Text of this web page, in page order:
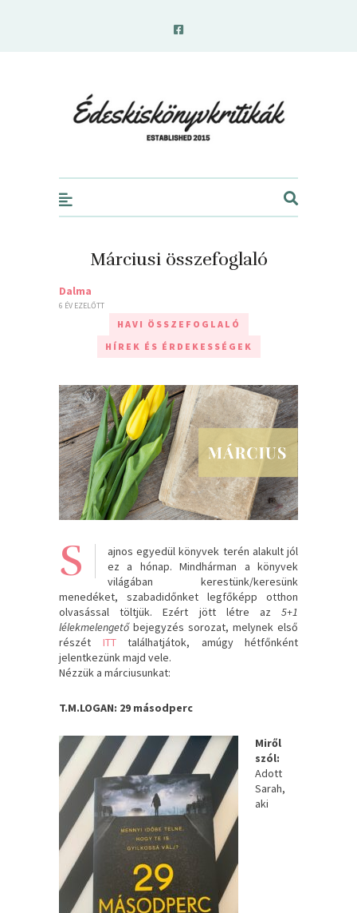
Márciusi összefoglaló
Dalma
6 ÉV EZELŐTT
HAVI ÖSSZEFOGLALÓ
HÍREK ÉS ÉRDEKESSÉGEK
S
ajnos egyedül könyvek terén alakult jól
ez a hónap. Mindhárman a könyvek
világában kerestünk/keresünk
menedéket, szabadidőnket legfőképp otthon
olvasással töltjük. Ezért jött létre az 5+1
lélekmelengető bejegyzés sorozat, melynek első
részét ITTtalálhatjátok, amúgy hétfőnként
jelentkezünk majd vele.
Nézzük a márciusunkat:
T.M.LOGAN: 29 másodperc
Miről
szól:
Adott
Sarah,
aki